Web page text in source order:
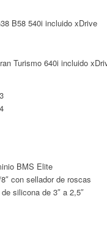
B58 540i incluido xDrive
Turismo 640i incluido
BMS Elite
con sellador de roscas
silicona de 3″ a 2,5″